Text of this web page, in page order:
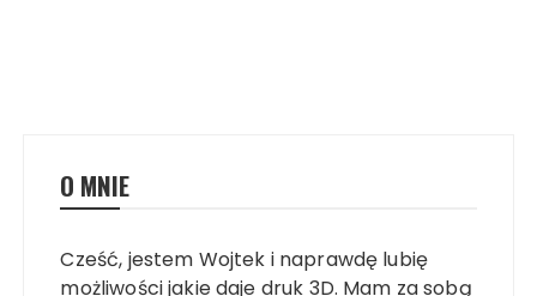
O MNIE
Cześć, jestem Wojtek i naprawdę lubię
możliwości jakie daje druk 3D. Mam za sobą